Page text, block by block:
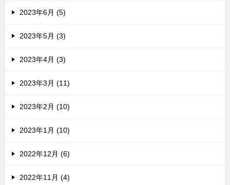
2023年6月 (5)
2023年5月 (3)
2023年4月 (3)
2023年3月 (11)
2023年2月 (10)
2023年1月 (10)
2022年12月 (6)
2022年11月 (4)